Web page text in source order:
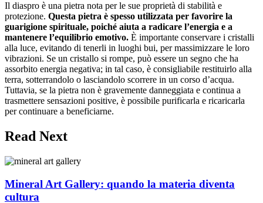
Il diaspro è una pietra nota per le sue proprietà di stabilità e
protezione. Questa pietra è spesso utilizzata per favorire la
guarigione spirituale, poiché aiuta a radicare l’energia e a
mantenere l’equilibrio emotivo. È importante conservare i cristalli
alla luce, evitando di tenerli in luoghi bui, per massimizzare le loro
vibrazioni. Se un cristallo si rompe, può essere un segno che ha
assorbito energia negativa; in tal caso, è consigliabile restituirlo alla
terra, sotterrandolo o lasciandolo scorrere in un corso d’acqua.
Tuttavia, se la pietra non è gravemente danneggiata e continua a
trasmettere sensazioni positive, è possibile purificarla e ricaricarla
per continuare a beneficiarne.
Read Next
Mineral Art Gallery: quando la materia diventa
cultura